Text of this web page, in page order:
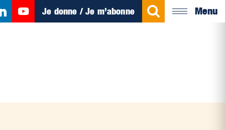
Je donne / Je m’abonne Menu